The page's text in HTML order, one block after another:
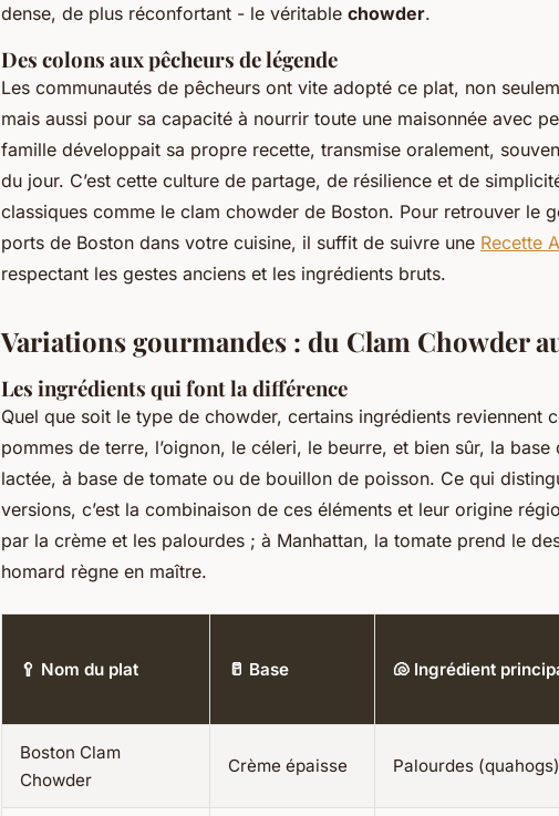
dense, de plus réconfortant - le véritable chowder.
Des colons aux pêcheurs de légende
Les communautés de pêcheurs ont vite adopté ce plat, non
mais aussi pour sa capacité à nourrir toute une maisonnée avec
famille développait sa propre recette, transmise oralement,
du jour. C’est cette culture de partage, de résilience et de
classiques comme le clam chowder de Boston. Pour retrouver le
ports de Boston dans votre cuisine, il suffit de suivre une Recette
respectant les gestes anciens et les ingrédients bruts.
Variations gourmandes : du Clam Chowder
Les ingrédients qui font la différence
Quel que soit le type de chowder, certains ingrédients reviennent
pommes de terre, l’oignon, le céleri, le beurre, et bien sûr, la base
lactée, à base de tomate ou de bouillon de poisson. Ce qui
versions, c’est la combinaison de ces éléments et leur origine
par la crème et les palourdes ; à Manhattan, la tomate prend le
homard règne en maître.
🥄 Nom du plat 🥛 Base 🐚 Ingrédient
Boston Clam
Chowder
Crème épaisse Palourdes (quahogs)